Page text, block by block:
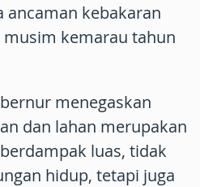
kebakaran
kemarau tahun
menegaskan
dan lahan merupakan
luas, tidak
hidup, tetapi juga